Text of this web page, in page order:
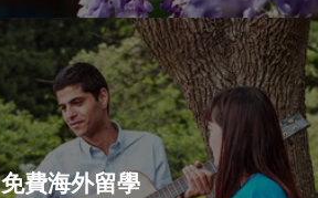
免費海外留學